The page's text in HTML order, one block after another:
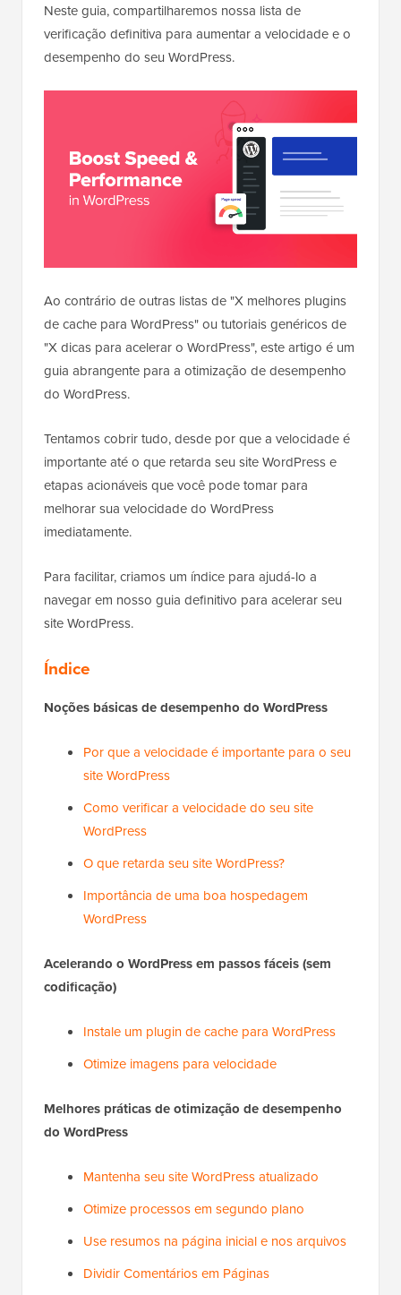
Neste guia, compartilharemos nossa lista de
verificação definitiva para aumentar a velocidade e o
desempenho do seu WordPress.
Ao contrário de outras listas de "X melhores plugins
de cache para WordPress" ou tutoriais genéricos de
"X dicas para acelerar o WordPress", este artigo é um
guia abrangente para a otimização de desempenho
do WordPress.
Tentamos cobrir tudo, desde por que a velocidade é
importante até o que retarda seu site WordPress e
etapas acionáveis que você pode tomar para
melhorar sua velocidade do WordPress
imediatamente.
Para facilitar, criamos um índice para ajudá-lo a
navegar em nosso guia definitivo para acelerar seu
site WordPress.
Índice
Noções básicas de desempenho do WordPress
Por que a velocidade é importante para o seu
site WordPress
Como verificar a velocidade do seu site
WordPress
O que retarda seu site WordPress?
Importância de uma boa hospedagem
WordPress
Acelerando o WordPress em passos fáceis (sem
codificação)
Instale um plugin de cache para WordPress
Otimize imagens para velocidade
Melhores práticas de otimização de desempenho
do WordPress
Mantenha seu site WordPress atualizado
Otimize processos em segundo plano
Use resumos na página inicial e nos arquivos
Dividir Comentários em Páginas